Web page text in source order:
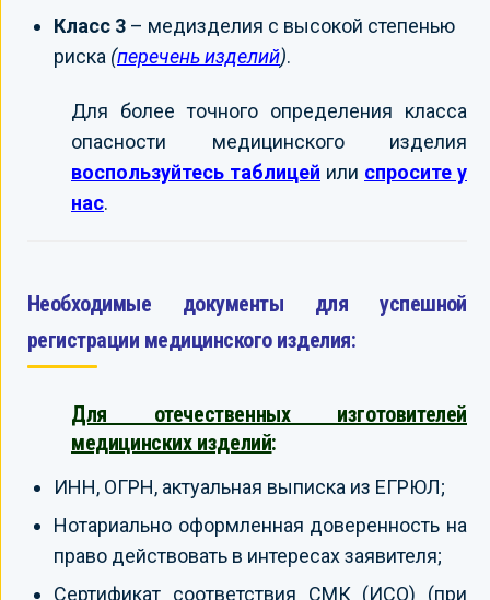
Класс 3 – медизделия с высокой степенью
риска (перечень изделий).
Для более точного определения класса
опасности медицинского изделия
воспользуйтесь таблицей или спросите у
нас.
Необходимые документы для успешной
регистрации медицинского изделия:
Для отечественных изготовителей
медицинских изделий:
ИНН, ОГРН, актуальная выписка из ЕГРЮЛ;
Нотариально оформленная доверенность на
право действовать в интересах заявителя;
Сертификат соответствия СМК (ИСО) (при